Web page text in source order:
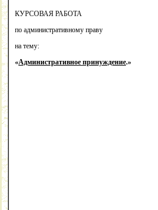
КУРСОВАЯ РАБОТА
по административному праву
на тему:
«Административное принуждение.»